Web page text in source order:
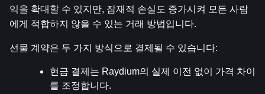
익을 확대할 수 있지만, 잠재적 손실도 증가시켜 모든 사람
에게 적합하지 않을 수 있는 거래 방법입니다.
선물 계약은 두 가지 방식으로 결제될 수 있습니다:
현금 결제는 Raydium의 실제 이전 없이 가격 차이
를 조정합니다.